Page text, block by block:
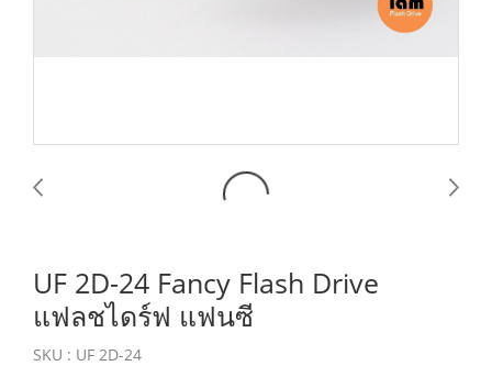
UF 2D-24 Fancy Flash Drive
แฟลชไดร์ฟ แฟนซี
SKU : UF 2D-24